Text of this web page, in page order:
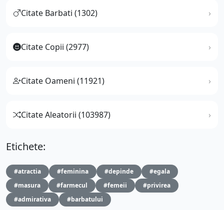
Citate Barbati (1302)
Citate Copii (2977)
Citate Oameni (11921)
Citate Aleatorii (103987)
Etichete:
#atractia #feminina #depinde
#egala
#masura
#farmecul #femeii
#privirea
#admirativa
#barbatului